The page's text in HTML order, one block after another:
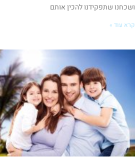
ושכחנו שתפקידנו להכין אותם
קרא עוד »